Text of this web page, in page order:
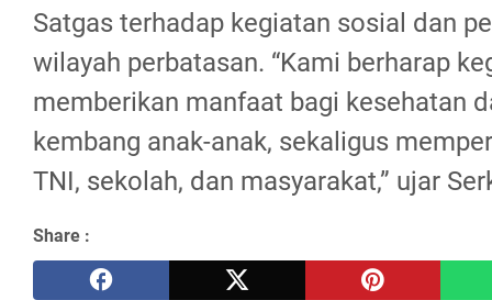
Satgas terhadap kegiatan sosial dan
wilayah perbatasan. “Kami berharap
memberikan manfaat bagi kesehatan
kembang anak-anak, sekaligus
TNI, sekolah, dan masyarakat,” ujar
Share :